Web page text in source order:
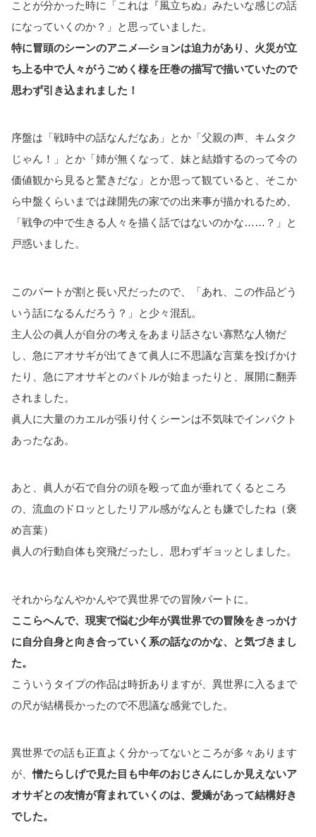
ことが分かった時に「これは『風立ちぬ』みたいな感じの話
になっていくのか？」と思っていました。
特に冒頭のシーンのアニメ―ションは迫力があり、火災が立
ち上る中で人々がうごめく様を圧巻の描写で描いていたので
思わず引き込まれました！
序盤は「戦時中の話なんだなあ」とか「父親の声、キムタク
じゃん！」とか「姉が無くなって、妹と結婚するのって今の
価値観から見ると驚きだな」とか思って観ていると、そこか
ら中盤くらいまでは疎開先の家での出来事が描かれるため、
「戦争の中で生きる人々を描く話ではないのかな……？」と
戸惑いました。
このパートが割と長い尺だったので、「あれ、この作品どう
いう話になるんだろう？」と少々混乱。
主人公の眞人が自分の考えをあまり話さない寡黙な人物だ
し、急にアオサギが出てきて眞人に不思議な言葉を投げかけ
たり、急にアオサギとのバトルが始まったりと、展開に翻弄
されました。
眞人に大量のカエルが張り付くシーンは不気味でインパクト
あったなあ。
あと、眞人が石で自分の頭を殴って血が垂れてくるところ
の、流血のドロッとしたリアル感がなんとも嫌でしたね（褒
め言葉）
眞人の行動自体も突飛だったし、思わずギョッとしました。
それからなんやかんやで異世界での冒険パートに。
ここらへんで、現実で悩む少年が異世界での冒険をきっかけ
に自分自身と向き合っていく系の話なのかな、と気づきまし
た。
こういうタイプの作品は時折ありますが、異世界に入るまで
の尺が結構長かったので不思議な感覚でした。
異世界での話も正直よく分かってないところが多々あります
が、憎たらしげで見た目も中年のおじさんにしか見えないア
オサギとの友情が育まれていくのは、愛嬌があって結構好き
でした。